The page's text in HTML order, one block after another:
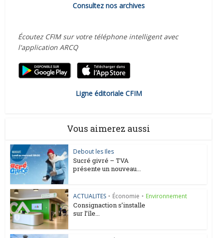
Consultez nos archives
Écoutez CFIM sur votre téléphone intelligent avec
l'application ARCQ
Ligne éditoriale CFIM
Vous aimerez aussi
Debout les Iles
Sucré givré – TVA
présente un nouveau...
ACTUALITES • Économie • Environnement
Consignaction s’installe
sur l’île...